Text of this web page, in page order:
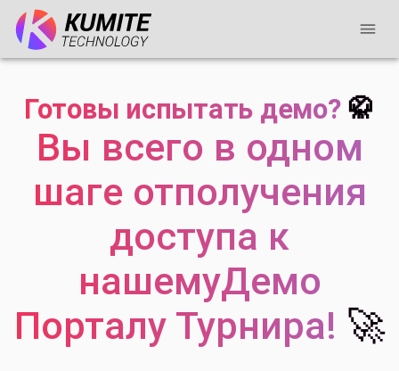
Готовы испытать демо? 🥋
Вы всего в одном
шаге отполучения
доступа к
нашемуДемо
Порталу Турнира! 🚀